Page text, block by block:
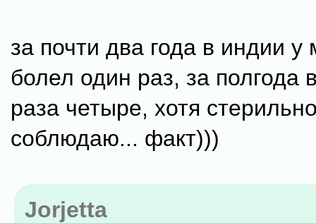
за почти два года в индии у
болел один раз, за полгода
раза четыре, хотя
соблюдаю... факт)))
Jorjetta